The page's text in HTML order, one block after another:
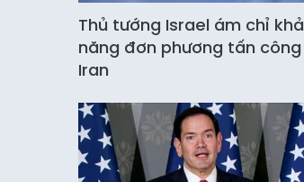
Thủ tướng Israel ám chỉ khả
năng đơn phương tấn công
Iran